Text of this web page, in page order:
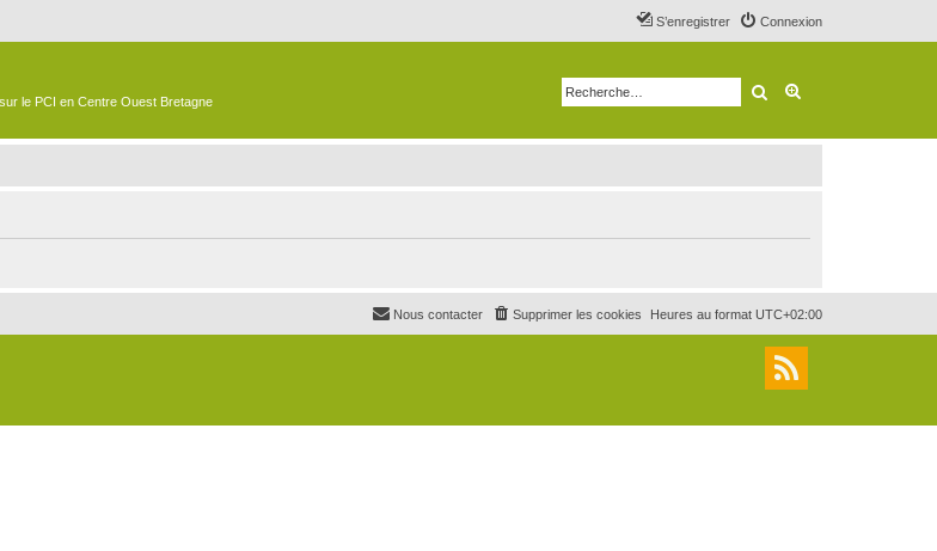
Connexion
S’enregistrer
le PCI en Centre Ouest Bretagne Rechercher
Heures au format UTC+02:00
Supprimer les cookies
Nous contacter